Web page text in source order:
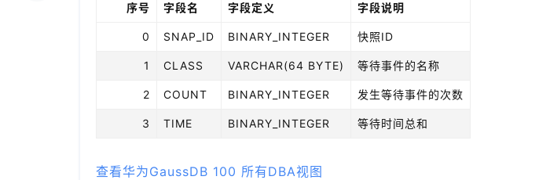
序号 字段名 字段定义 字段说明
0 SNAP_ID BINARY_INTEGER 快照ID
1 CLASS VARCHAR(64 BYTE) 等待事件的名称
2 COUNT BINARY_INTEGER 发生等待事件的次数
3 TIME BINARY_INTEGER 等待时间总和
查看华为GaussDB 100 所有DBA视图